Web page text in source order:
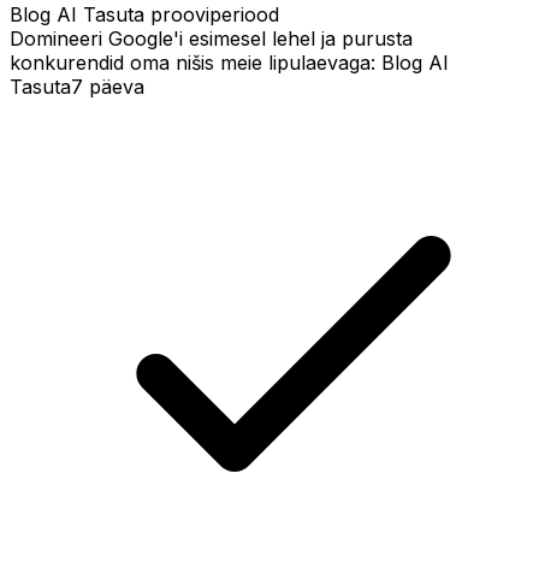
Blog AI Tasuta prooviperiood
Domineeri Google'i esimesel lehel ja purusta
konkurendid oma nišis meie lipulaevaga: Blog AI
Tasuta7 päeva